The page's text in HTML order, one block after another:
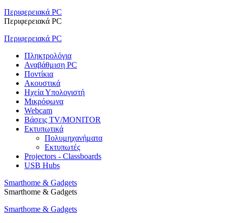
Περιφερειακά PC
Περιφερειακά PC
Περιφερειακά PC
Πληκτρολόγια
Αναβάθμιση PC
Ποντίκια
Ακουστικά
Ηχεία Υπολογιστή
Μικρόφωνα
Webcam
Βάσεις TV/MONITOR
Εκτυπωτικά
Πολυμηχανήματα
Εκτυπωτές
Projectors - Classboards
USB Hubs
Smarthome & Gadgets
Smarthome & Gadgets
Smarthome & Gadgets